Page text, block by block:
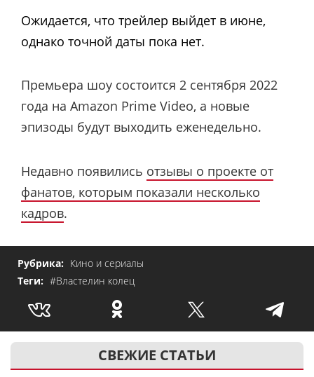
Ожидается, что трейлер выйдет в июне,
однако точной даты пока нет.
Премьера шоу состоится 2 сентября 2022
года на Amazon Prime Video, а новые
эпизоды будут выходить еженедельно.
Недавно появились отзывы о проекте от
фанатов, которым показали несколько
кадров.
Рубрика: Кино и сериалы
Теги: #Властелин колец
СВЕЖИЕ СТАТЬИ